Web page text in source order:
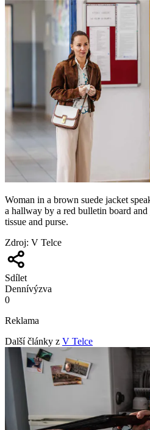
Woman in a brown suede jacket
a hallway by a red bulletin board
tissue and purse.
Zdroj: V Telce
Sdílet
Dennívýzva
0
Reklama
Další články z V Telce